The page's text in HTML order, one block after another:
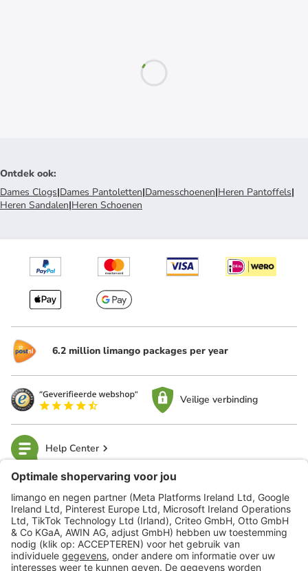
Ontdek ook:
Dames Clogs|Dames Pantoletten|Damesschoenen|Heren Pantoffels|
Heren Sandalen|Heren Schoenen
6.2 million limango packages per year
Veilige verbinding
Help Center
limango
Veilig winkelen
Klantenservice